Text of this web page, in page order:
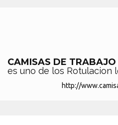
CAMISAS DE
es uno de los Rotulacion
http://